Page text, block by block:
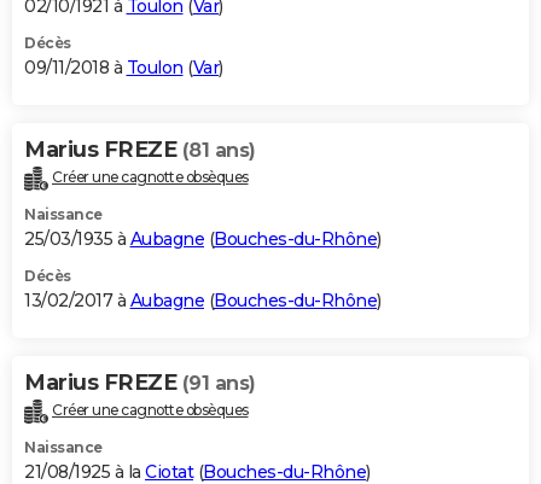
02/10/1921 à Toulon (Var)
Décès
09/11/2018 à Toulon (Var)
Marius FREZE (81 ans)
Créer une cagnotte obsèques
Naissance
25/03/1935 à Aubagne (Bouches-du-Rhône)
Décès
13/02/2017 à Aubagne (Bouches-du-Rhône)
Marius FREZE (91 ans)
Créer une cagnotte obsèques
Naissance
21/08/1925 à la Ciotat(Bouches-du-Rhône)